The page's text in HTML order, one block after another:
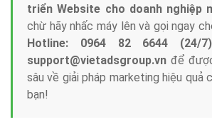
triển Website cho doanh nghiệp
chừ hãy nhấc máy lên và gọi ngay
Hotline: 0964 82 6644 (24/
support@vietadsgroup.vn để
sâu về giải pháp marketing hiệu quả
bạn!